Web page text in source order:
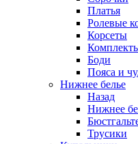
Платья
Ролевые
Корсеты
Боди
Пояса и
Нижнее белье
Назад
Нижнее
Трусики